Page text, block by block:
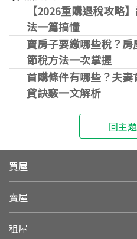
【2026重購退稅攻略
法一篇搞懂
賣房子要繳哪些稅？
節稅方法一次掌握
首購條件有哪些？夫
貸訣竅一文解析
回主
買屋
賣屋
租屋